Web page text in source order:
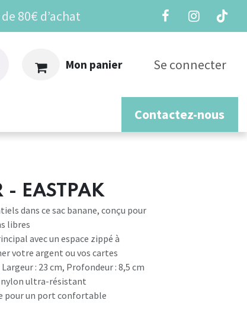
80€ d’achat
Mon panier Se connecter
Contactez-nous
- EASTPAK
dans ce sac banane, conçu pour
libres
avec un espace zippé à
votre argent ou vos cartes
: 23 cm, Profondeur : 8,5 cm
nylon ultra-résistant
pour un port confortable